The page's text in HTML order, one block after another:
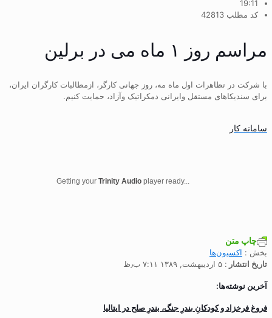
19:11
کد مطلب 42813
مراسم روز ۱ ماه می در برلین
با شرکت در تظاهرات اول ماه مه، روز جهانی کارگر، ازمطالبات کارگران ایران،
برای سندیکاهای مستقل وایرانی دمکراتیک وآزاد، حمایت کنیم.
سامانه کار
Getting your Trinity Audio player ready...
چاپ متن
بخش : اکسیون‌ها
تاریخ انتشار : ۵ اردیبهشت, ۱۳۸۹ ۷:۱۱ ب٫ظ
آخرین نوشته‌ها:
فروغ فرخزاد و کودکانِ بندرِ جنگ، بندرِ صلح در ایتالیا